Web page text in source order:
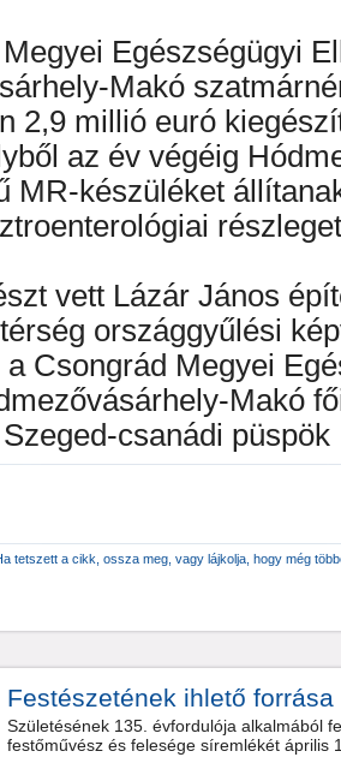
Egészségügyi
Makó
2,9 millió euró
az év végéig
MR-készüléket
vett Lázár János
országgyűlési
a Csongrád Megyei
Makó
csanádi püspök
tetszett a cikk, ossza meg, vagy lájkolja, hogy még
Festészetének ihlető
Születésének 135. évfordulója alkalmából
festőművész és felesége síremlékét április